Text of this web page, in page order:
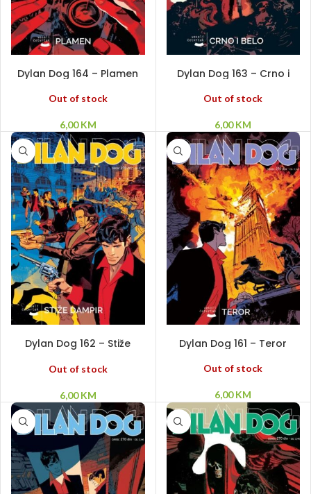
Dylan Dog 164 – Plamen
Out of stock
6,00KM
Dylan Dog 163 – Crno i
Out of stock
6,00KM
Dylan Dog 162 – Stiže
Out of stock
6,00KM
Dylan Dog 161 – Teror
Out of stock
6,00KM